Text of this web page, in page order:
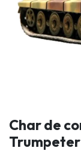
Char de
Trumpeter